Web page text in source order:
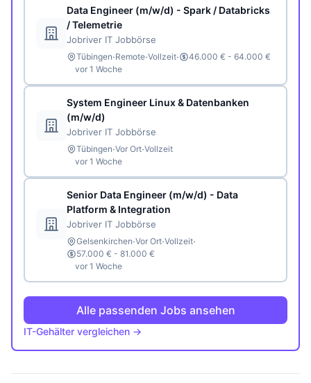
Data Engineer (m/w/d) - Spark / Databricks
/ Telemetrie
Jobriver IT Jobbörse
Tübingen·Remote·Vollzeit·
46.000 € - 64.000 €
vor 1 Woche
System Engineer Linux & Datenbanken
(m/w/d)
Jobriver IT Jobbörse
Tübingen·Vor Ort·Vollzeit
vor 1 Woche
Senior Data Engineer (m/w/d) - Data
Platform & Integration
Jobriver IT Jobbörse
Gelsenkirchen·Vor Ort·Vollzeit·
57.000 € - 81.000 €
vor 1 Woche
Alle passenden Jobs ansehen
IT-Gehälter vergleichen →